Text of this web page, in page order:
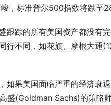
，标准普尔500指数将跌至
跟踪的所有美国资产都没有
行不同，如花旗、摩根大通
如果美国面临严重的经济衰
盛(Goldman Sachs)的策略